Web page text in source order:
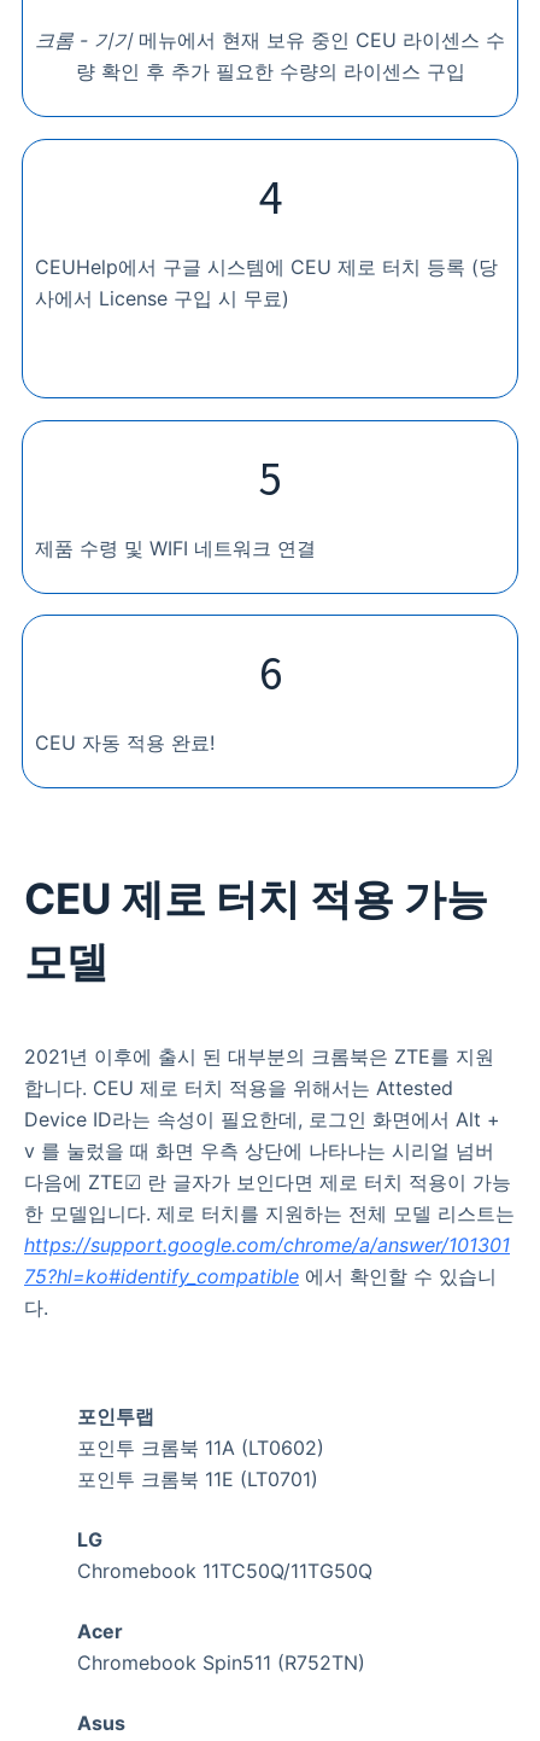
크롬 - 기기 메뉴에서 현재 보유 중인 CEU 라이센스 수
량 확인 후 추가 필요한 수량의 라이센스 구입
4
CEUHelp에서 구글 시스템에 CEU 제로 터치 등록 (당
사에서 License 구입 시 무료)
5
제품 수령 및 WIFI 네트워크 연결
6
CEU 자동 적용 완료!
CEU 제로 터치 적용 가능
모델
2021년 이후에 출시 된 대부분의 크롬북은 ZTE를 지원
합니다. CEU 제로 터치 적용을 위해서는 Attested
Device ID라는 속성이 필요한데, 로그인 화면에서 Alt +
v 를 눌렀을 때 화면 우측 상단에 나타나는 시리얼 넘버
다음에 ZTE☑︎ 란 글자가 보인다면 제로 터치 적용이 가능
한 모델입니다. 제로 터치를 지원하는 전체 모델 리스트는
https://support.google.com/chrome/a/answer/101301
75?hl=ko#identify_compatible 에서 확인할 수 있습니
다.
포인투랩
포인투 크롬북 11A (LT0602)
포인투 크롬북 11E (LT0701)
LG
Chromebook 11TC50Q/11TG50Q
Acer
Chromebook Spin511 (R752TN)
Asus